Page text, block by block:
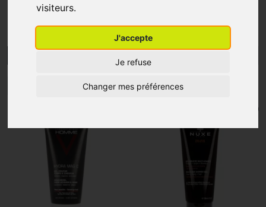
visiteurs.
J'accepte
Je refuse
Changer mes préférences
Bain et douche